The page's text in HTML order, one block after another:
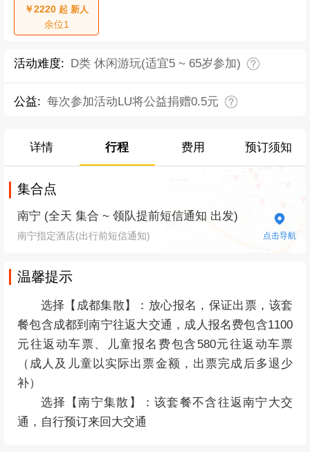
￥2220起 新人
余位1
活动难度: D类 休闲游玩(适宜5 ~ 65岁参加)
公益: 每次参加活动LU将公益捐赠0.5元
详情 行程 费用 预订须知
集合点
南宁 (全天 集合 ~ 领队提前短信通知 出发)
南宁指定酒店(出行前短信通知) 点击导航
温馨提示
选择【成都集散】： 放心报名，保证出票， 该套
餐包含成都到南宁往返大交通，成人报名费包含1100
元往返动车票、儿童报名费包含580元往返动车票
（成人及儿童以实际出票金额，出票完成后多退少
补）
选择【南宁集散】：该套餐不含往返南宁大交
通，自行预订来回大交通